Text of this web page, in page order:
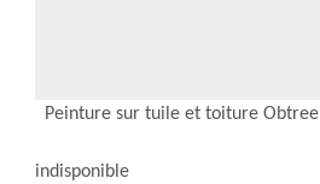
Peinture sur tuile et toiture Obtree
indisponible